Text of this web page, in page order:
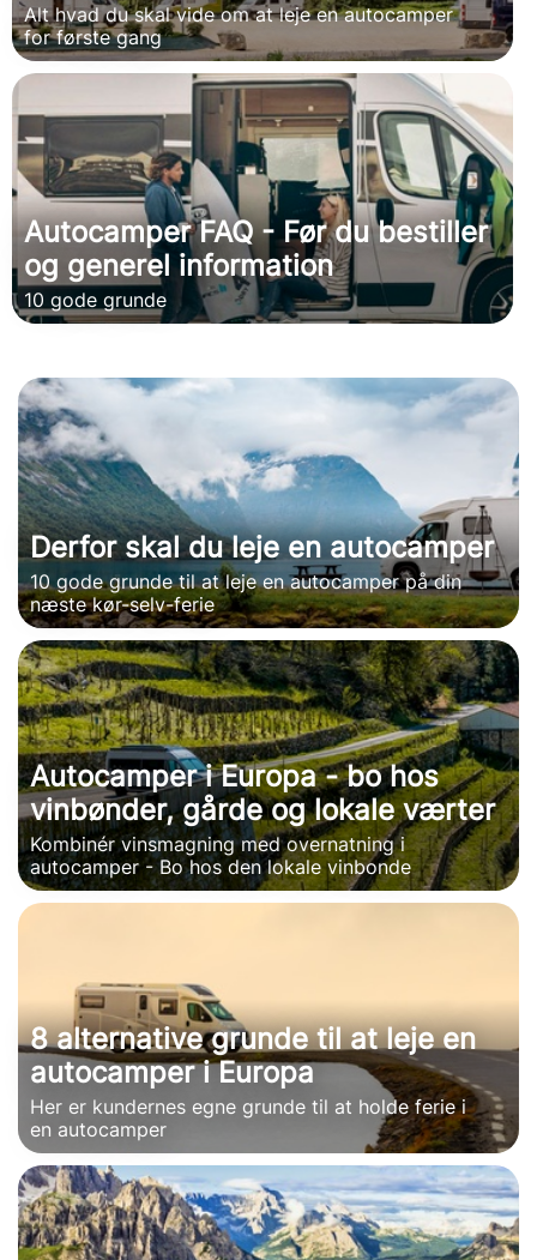
Alt hvad du skal vide om at leje en autocamper
for første gang
Autocamper FAQ - Før du bestiller
og generel information
10 gode grunde
Derfor skal du leje en autocamper
10 gode grunde til at leje en autocamper på din
næste kør-selv-ferie
Autocamper i Europa - bo hos
vinbønder, gårde og lokale værter
Kombinér vinsmagning med overnatning i
autocamper - Bo hos den lokale vinbonde
8 alternative grunde til at leje en
autocamper i Europa
Her er kundernes egne grunde til at holde ferie i
en autocamper